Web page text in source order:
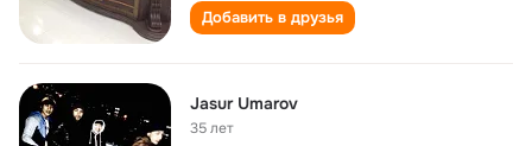
Добавить в друзья
Jasur Umarov
35 лет